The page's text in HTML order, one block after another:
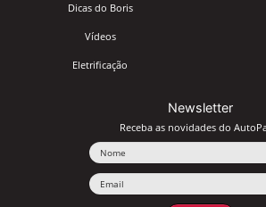
Dicas do Boris
Vídeos
Eletrificação
Newsletter
Receba as novidades do